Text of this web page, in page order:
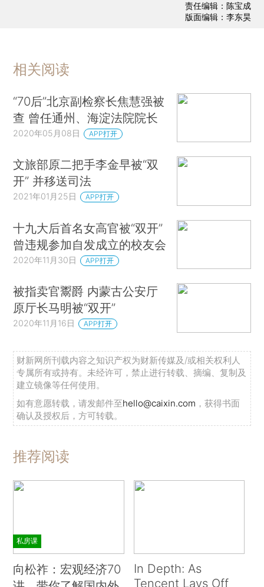
责任编辑：陈宝成
版面编辑：李东昊
相关阅读
“70后”北京副检察长焦慧强被
查 曾任通州、海淀法院院长
2020年05月08日 APP打开
文旅部原二把手李金早被“双
开” 并移送司法
2021年01月25日 APP打开
十九大后首名女高官被“双开”
曾违规参加自发成立的校友会
2020年11月30日 APP打开
被指卖官鬻爵 内蒙古公安厅
原厅长马明被“双开”
2020年11月16日 APP打开
财新网所刊载内容之知识产权为财新传媒及/或相关权利人
专属所有或持有。未经许可，禁止进行转载、摘编、复制及
建立镜像等任何使用。
如有意愿转载，请发邮件至hello@caixin.com ，获得书面
确认及授权后，方可转载。
推荐阅读
私房课
向松祚：宏观经济70
In Depth: As
Tencent Lays Off